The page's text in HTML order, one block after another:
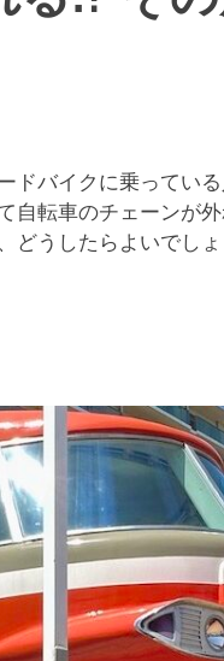
バイクに乗ってい
自転車のチェーンが
どうしたらよいでし